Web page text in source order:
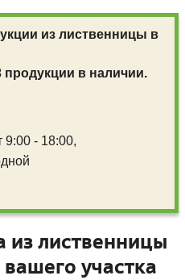
из лиственницы в
продукции в наличии.
9:00 - 18:00,
из лиственницы
участка